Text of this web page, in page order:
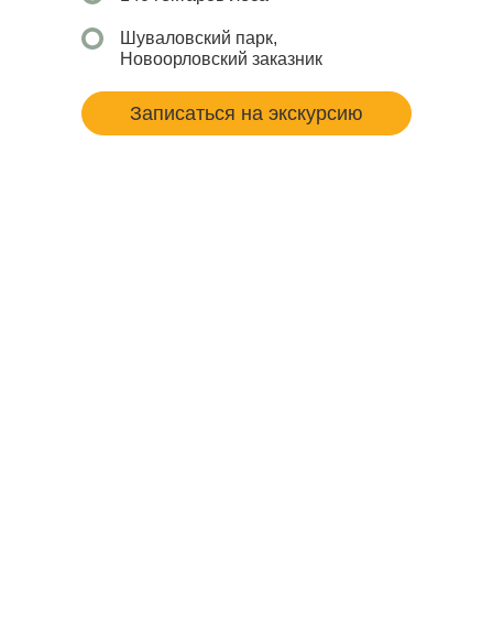
Записаться на экскурсию
Шуваловский парк,
Новоорловский заказник